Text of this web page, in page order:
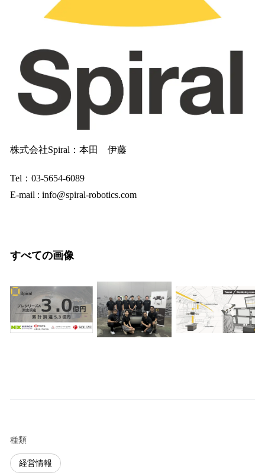
株式会社Spiral：本田 伊藤
Tel：03-5654-6089
E-mail : info@spiral-robotics.com
すべての画像
種類
経営情報